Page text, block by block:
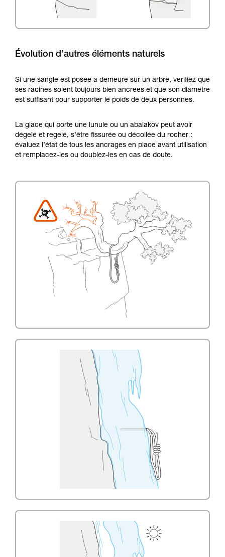
Évolution d’autres éléments naturels
Si une sangle est posée à demeure sur un arbre, vérifiez que
ses racines soient toujours bien ancrées et que son diamètre
est suffisant pour supporter le poids de deux personnes.
La glace qui porte une lunule ou un abalakov peut avoir
dégelé et regelé, s’être fissurée ou décollée du rocher :
évaluez l’état de tous les ancrages en place avant utilisation
et remplacez-les ou doublez-les en cas de doute.